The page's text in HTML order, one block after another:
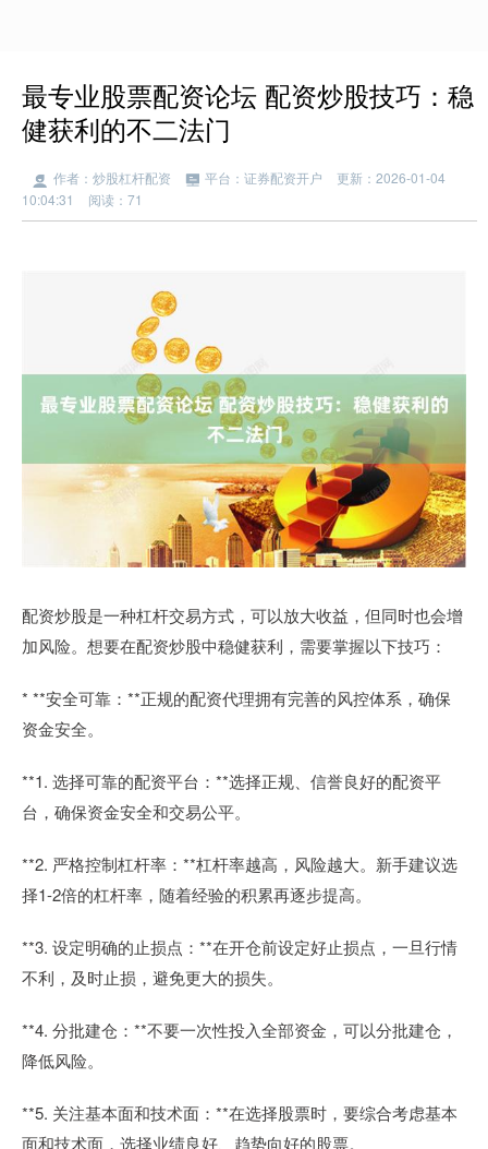
最专业股票配资论坛 配资炒股技巧：稳
健获利的不二法门
作者：炒股杠杆配资 平台：证券配资开户
更新：2026-01-04
10:04:31
阅读：71
配资炒股是一种杠杆交易方式，可以放大收益，但同时也会增
加风险。想要在配资炒股中稳健获利，需要掌握以下技巧：
* **安全可靠：**正规的配资代理拥有完善的风控体系，确保
资金安全。
**1. 选择可靠的配资平台：**选择正规、信誉良好的配资平
台，确保资金安全和交易公平。
**2. 严格控制杠杆率：**杠杆率越高，风险越大。新手建议选
择1-2倍的杠杆率，随着经验的积累再逐步提高。
**3. 设定明确的止损点：**在开仓前设定好止损点，一旦行情
不利，及时止损，避免更大的损失。
**4. 分批建仓：**不要一次性投入全部资金，可以分批建仓，
降低风险。
**5. 关注基本面和技术面：**在选择股票时，要综合考虑基本
面和技术面，选择业绩良好、趋势向好的股票。